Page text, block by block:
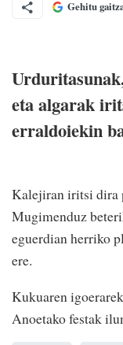
Gehitu
eta algarak
erraldoiekin
Kalejiran iritsi dira
Mugimenduz
eguerdian herriko
ere.
Kukuaren
Anoetako festak